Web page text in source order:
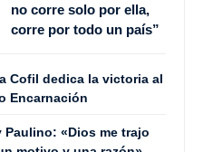
no corre solo por ella,
corre por todo un país”
Cofil dedica la victoria al
Encarnación
Paulino: «Dios me trajo